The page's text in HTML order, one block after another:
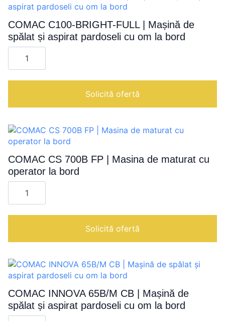
pardoseli
cu
om
la
bord
COMAC C100-BRIGHT-FULL | Mașină de
spălat și aspirat pardoseli cu om la bord
Cantitate
COMAC
FULL
de
și
aspirat
pardoseli
cu
om
la
bord
Solicită ofertă
COMAC CS 700B FP | Masina de maturat cu
operator la bord
Cantitate
COMAC
FP
de
cu
operator
la
bord
Solicită ofertă
COMAC INNOVA 65B/M CB | Mașină de
spălat și aspirat pardoseli cu om la bord